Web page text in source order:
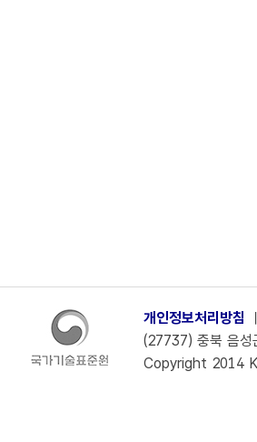
개인정보처리방침
(27737) 충북 음
Copyright 2014